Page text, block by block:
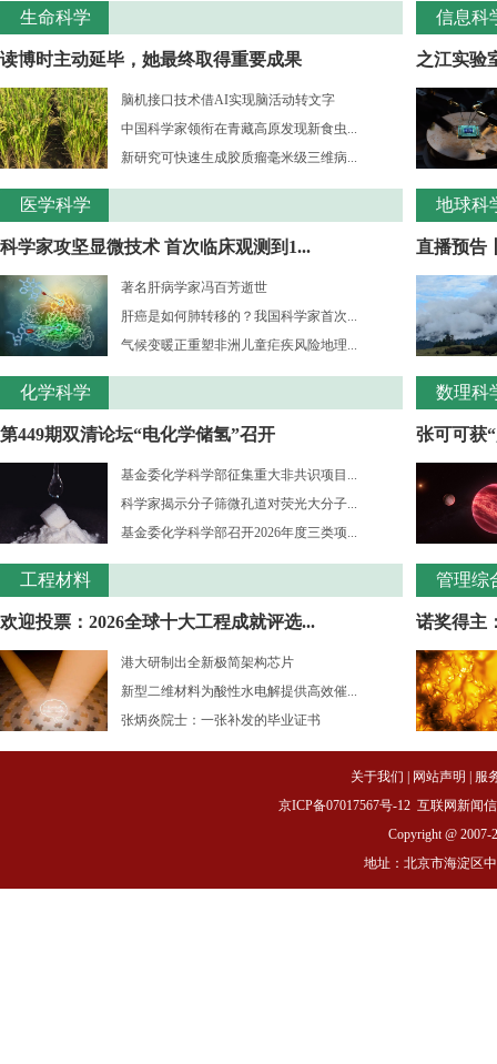
生命科学
读博时主动延毕，她最终取得重要成果
脑机接口技术借AI实现脑活动转文字
中国科学家领衔在青藏高原发现新食虫...
新研究可快速生成胶质瘤毫米级三维病...
医学科学
科学家攻坚显微技术 首次临床观测到1...
著名肝病学家冯百芳逝世
肝癌是如何肺转移的？我国科学家首次...
气候变暖正重塑非洲儿童疟疾风险地理...
化学科学
第449期双清论坛“电化学储氢”召开
基金委化学科学部征集重大非共识项目...
科学家揭示分子筛微孔道对荧光大分子...
基金委化学科学部召开2026年度三类项...
工程材料
欢迎投票：2026全球十大工程成就评选...
港大研制出全新极简架构芯片
新型二维材料为酸性水电解提供高效催...
张炳炎院士：一张补发的毕业证书
信息科
之江实验
地球科
直播预告
数理科
张可可获
管理综
诺奖得主
关于我们 网站声明
服
京ICP备07017567号-12 互联网新闻
Copyright @ 2007-
地址：北京市海淀区